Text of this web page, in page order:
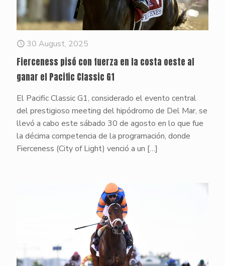
30 August, 2025
Fierceness pisó con fuerza en la costa oeste al
ganar el Pacific Classic G1
El Pacific Classic G1, considerado el evento central
del prestigioso meeting del hipódromo de Del Mar, se
llevó a cabo este sábado 30 de agosto en lo que fue
la décima competencia de la programación, donde
Fierceness (City of Light) venció a un […]